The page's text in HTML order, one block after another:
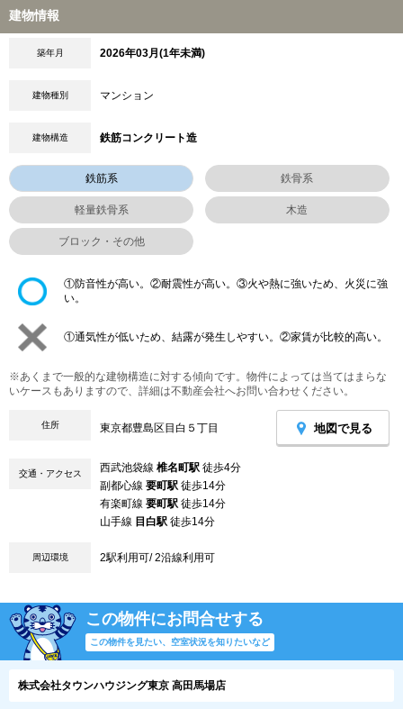
建物情報
築年月 2026年03月(1年未満)
建物種別 マンション
建物構造 鉄筋コンクリート造
鉄筋系 鉄骨系
軽量鉄骨系 木造
ブロック・その他
①防音性が高い。②耐震性が高い。③火や熱に強いため、火災に強
い。
①通気性が低いため、結露が発生しやすい。②家賃が比較的高い。
※あくまで一般的な建物構造に対する傾向です。物件によっては当てはまらな
いケースもありますので、詳細は不動産会社へお問い合わせください。
住所 東京都豊島区目白５丁目 地図で見る
交通・アクセス 西武池袋線 椎名町駅 徒歩4分
副都心線 要町駅 徒歩14分
有楽町線 要町駅 徒歩14分
山手線 目白駅 徒歩14分
周辺環境 2駅利用可/ 2沿線利用可
この物件にお問合せする
この物件を見たい、空室状況を知りたいなど
株式会社タウンハウジング東京 高田馬場店